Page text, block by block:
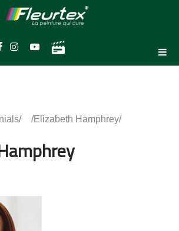
Elizabeth Hamphrey